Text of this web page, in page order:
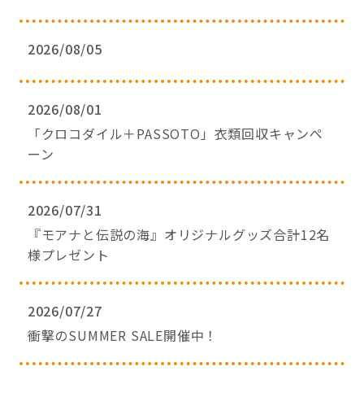
2026/08/05
2026/08/01
「クロコダイル＋PASSOTO」衣類回収キャンペ
ーン
2026/07/31
『モアナと伝説の海』オリジナルグッズ合計12名
様プレゼント
2026/07/27
衝撃のSUMMER SALE開催中！